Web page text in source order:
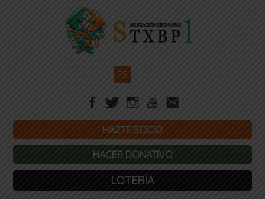
ES
HAZTE SOCIO
HACER DONATIVO
LOTERÍA